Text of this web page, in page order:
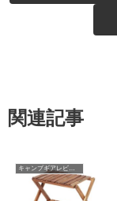
関連記事
キャンプギアレビュー